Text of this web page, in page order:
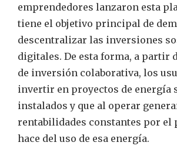
emprendedores lanzaron esta
tiene el objetivo principal de
descentralizar las inversiones
digitales. De esta forma, a partir
de inversión colaborativa, los
invertir en proyectos de energía
instalados y que al operar
rentabilidades constantes por el
hace del uso de esa energía.